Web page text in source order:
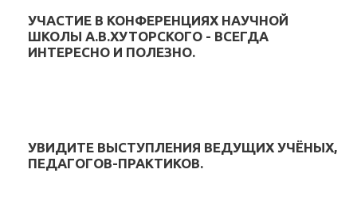
УЧАСТИЕ В КОНФЕРЕНЦИЯХ НАУЧНОЙ
ШКОЛЫ А.В.ХУТОРСКОГО - ВСЕГДА
ИНТЕРЕСНО И ПОЛЕЗНО.
УВИДИТЕ ВЫСТУПЛЕНИЯ ВЕДУЩИХ УЧЁНЫХ,
ПЕДАГОГОВ-ПРАКТИКОВ.